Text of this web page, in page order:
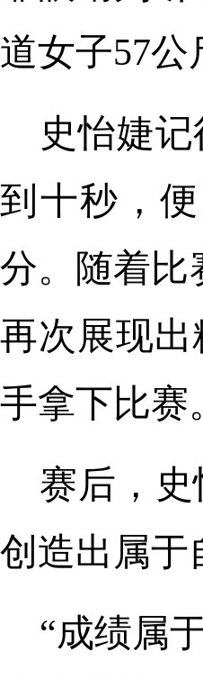
道女子57公
史怡婕
到十秒，
分。随着比
再次展现
手拿下比赛
赛后，
创造出属于
“成绩属